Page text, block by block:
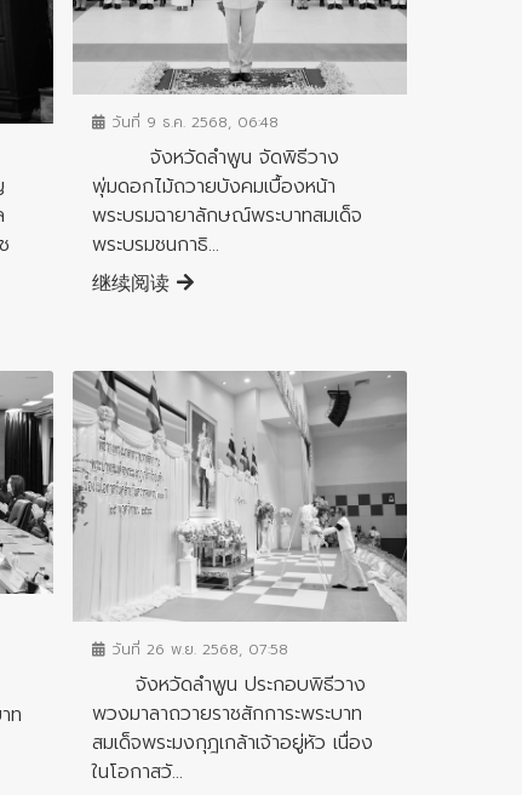
ข่าวกิจกรรมสำคัญจังหวัด
วันที่ 9 ธ.ค. 2568, 06:48
จังหวัดลำพูน จัดพิธีวาง
พุ่มดอกไม้ถวายบังคมเบื้องหน้า
พระบรมฉายาลักษณ์พระบาทสมเด็จ
พระบรมชนกาธิ...
继续阅读
ท
ข่าวกิจกรรมสำคัญจังหวัด
วันที่ 26 พ.ย. 2568, 07:58
จังหวัดลำพูน ประกอบพิธีวาง
พวงมาลาถวายราชสักการะพระบาท
สมเด็จพระมงกุฎเกล้าเจ้าอยู่หัว เนื่อง
ในโอกาสวั...